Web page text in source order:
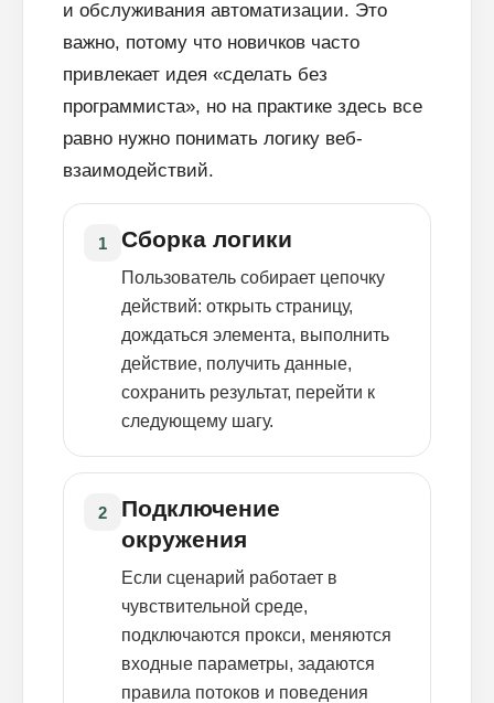
и обслуживания автоматизации. Это
важно, потому что новичков часто
привлекает идея «сделать без
программиста», но на практике здесь все
равно нужно понимать логику веб-
взаимодействий.
1 Сборка логики
Пользователь собирает цепочку
действий: открыть страницу,
дождаться элемента, выполнить
действие, получить данные,
сохранить результат, перейти к
следующему шагу.
2
Подключение
окружения
Если сценарий работает в
чувствительной среде,
подключаются прокси, меняются
входные параметры, задаются
правила потоков и поведения